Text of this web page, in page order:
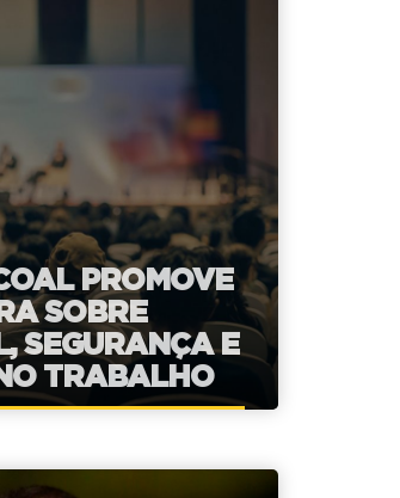
PROMOVE
SOBRE
SEGURANÇA E
TRABALHO